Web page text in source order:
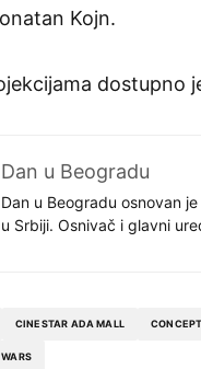
Kojn.
dostupno
Dan u Beogradu
Dan u Beogradu osnovan
u Srbiji. Osnivač i glavni
CINESTAR ADA MALL